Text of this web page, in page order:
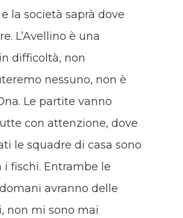
la società saprà dove
L’Avellino è una
difficoltà, non
nessuno, non è
Le partite vanno
con attenzione, dove
le squadre di casa sono
i fischi. Entrambe le
avranno delle
non mi sono mai